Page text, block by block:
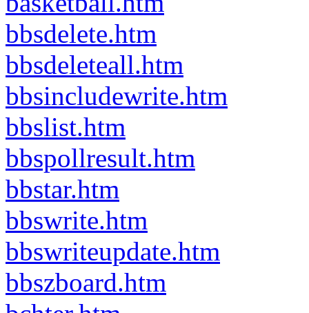
bbsdelete.htm
bbsdeleteall.htm
bbsincludewrite.htm
bbslist.htm
bbspollresult.htm
bbstar.htm
bbswrite.htm
bbswriteupdate.htm
bbszboard.htm